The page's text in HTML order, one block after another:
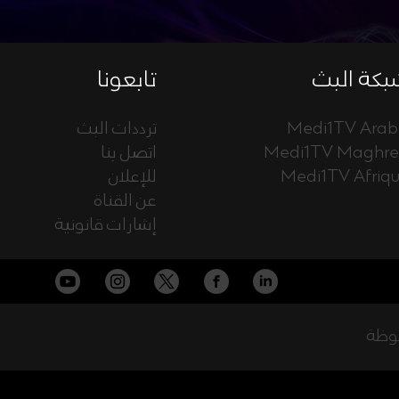
البث
Medi1TV
Medi1TV
Medi1TV
تابعونا
ترددات البث
اتصل بنا
للإعلان
عن القناة
إشارات قانونية